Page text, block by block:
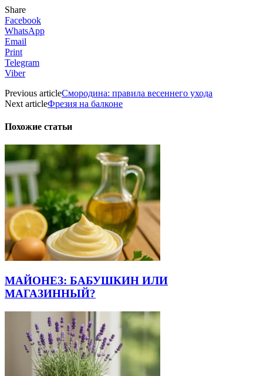
Share
Facebook
WhatsApp
Email
Print
Telegram
Viber
Previous articleСмородина: правила весеннего ухода
Next articleФрезия на балконе
Похожие статьи
МАЙОНЕЗ: БАБУШКИН ИЛИ
МАГАЗИННЫЙ?